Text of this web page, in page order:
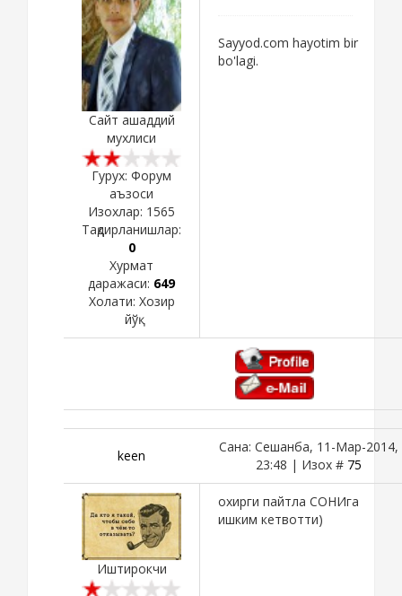
Сайт ашаддий
мухлиси
Гурух: Форум
аъзоси
Изохлар: 1565
Тақдирланишлар:
0
Хурмат
даражаси: 649
Холати: Хозир
йўқ
Sayyod.com hayotim bir
bo'lagi.
keen
Сана: Сешанба, 11-Мар-2014,
23:48 | Изох # 75
Иштирокчи
охирги пайтла СОНИга
ишким кетвотти)